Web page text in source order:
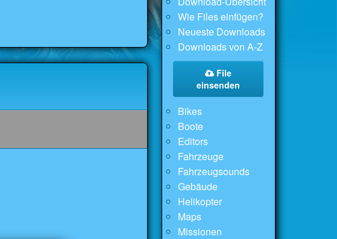
Wie Files einfügen?
Neueste Downloads
Downloads von A-Z
File
einsenden
Bikes
Boote
Editors
Fahrzeuge
Fahrzeugsounds
Gebäude
Helikopter
Maps
Missionen